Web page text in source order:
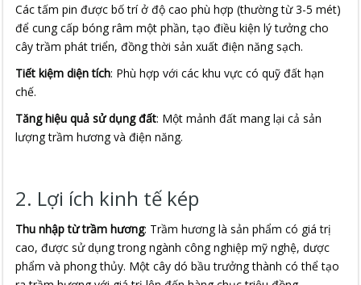
Các tấm pin được bố trí ở độ cao phù hợp (thường từ 3-5 mét)
để cung cấp bóng râm một phần, tạo điều kiện lý tưởng cho
cây trầm phát triển, đồng thời sản xuất điện năng sạch.
Tiết kiệm diện tích: Phù hợp với các khu vực có quỹ đất hạn
chế.
Tăng hiệu quả sử dụng đất: Một mảnh đất mang lại cả sản
lượng trầm hương và điện năng.
2. Lợi ích kinh tế kép
Thu nhập từ trầm hương: Trầm hương là sản phẩm có giá trị
cao, được sử dụng trong ngành công nghiệp mỹ nghệ, dược
phẩm và phong thủy. Một cây dó bầu trưởng thành có thể tạo